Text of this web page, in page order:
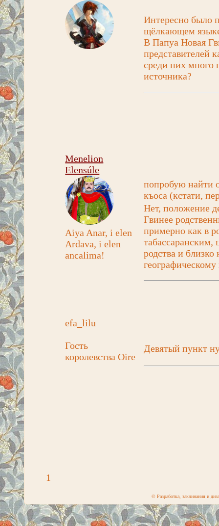
Интересно было
щёлкающем
В Папуа Новая
представителей
среди них много
источника?
Menelion
Elensúle
Aiya Anar, i elen
Ardava, i elen
ancalima!
попробую найти
къоса (кстати,
Нет, положение
Гвинее
примерно как в
табассаранским,
родства и
efa_lilu
Гость
королевства Oire
Девятый пункт
1
© Разработка, заклинания и